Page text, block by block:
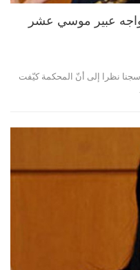
عبير موسي عشر
نظرا إلى أنّ المحكمة كيّفت